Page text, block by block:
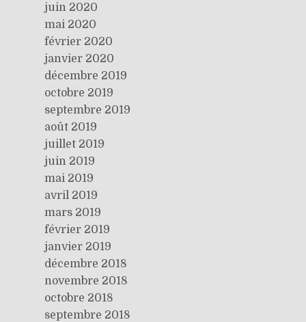
juin 2020
mai 2020
février 2020
janvier 2020
décembre 2019
octobre 2019
septembre 2019
août 2019
juillet 2019
juin 2019
mai 2019
avril 2019
mars 2019
février 2019
janvier 2019
décembre 2018
novembre 2018
octobre 2018
septembre 2018